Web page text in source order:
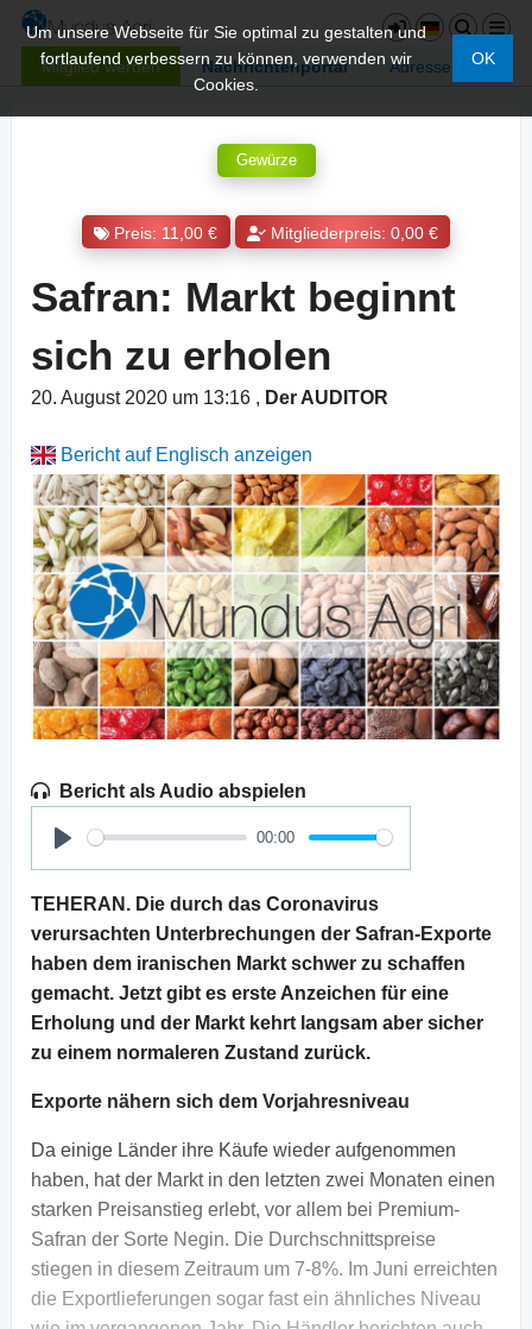
Mitglied werden Nachrichtenportal Adressen
Um unsere Webseite für Sie optimal zu gestalten und
fortlaufend verbessern zu können, verwenden wir
Cookies.
OK
Gewürze
Preis: 11,00 € Mitgliederpreis: 0,00 €
Safran: Markt beginnt
sich zu erholen
20. August 2020 um 13:16 , Der AUDITOR
Bericht auf Englisch anzeigen
Bericht als Audio abspielen
Play
00:00
TEHERAN. Die durch das Coronavirus
verursachten Unterbrechungen der Safran-Exporte
haben dem iranischen Markt schwer zu schaffen
gemacht. Jetzt gibt es erste Anzeichen für eine
Erholung und der Markt kehrt langsam aber sicher
zu einem normaleren Zustand zurück.
Exporte nähern sich dem Vorjahresniveau
Da einige Länder ihre Käufe wieder aufgenommen
haben, hat der Markt in den letzten zwei Monaten einen
starken Preisanstieg erlebt, vor allem bei Premium-
Safran der Sorte Negin. Die Durchschnittspreise
stiegen in diesem Zeitraum um 7-8%. Im Juni erreichten
die Exportlieferungen sogar fast ein ähnliches Niveau